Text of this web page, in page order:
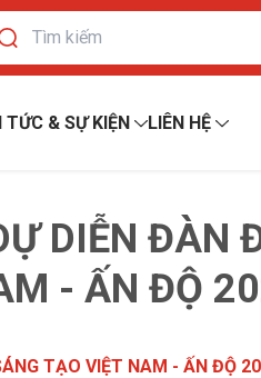
TỨC & SỰ KIỆN LIÊN HỆ
DIỄN ĐÀN
- ẤN ĐỘ
TẠO VIỆT NAM - ẤN ĐỘ